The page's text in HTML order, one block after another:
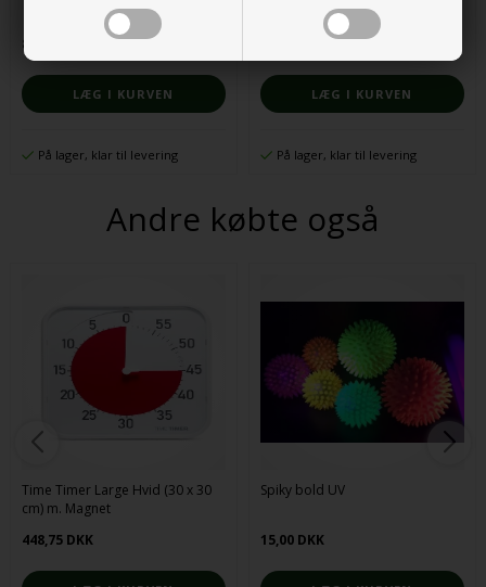
82,00 DKK
På lager, klar til levering
140,00 DKK
På lager, klar til levering
Andre købte også
Time Timer Large Hvid (30 x 30
cm) m. Magnet
448,75 DKK
Spiky bold UV
15,00 DKK